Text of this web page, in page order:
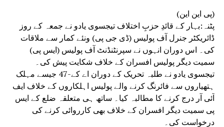
ہوا ،آخیر میں مولانا مفتی احتکام الحق نے
اجتماعی طور پر دعا مغفرت کرائی ،اس نششت میں
مشہور معالج جمشید انور کے والد نور الدین
انصاری کے انتقال پر بھی دعا مغفرت کی گئی اور
ایصال ثواب کا اہتمام کیا گیا ۔
RELATED TOPICS:
ALL INDIA MILLI COUNCIL
AMEER SHARIAT
DR. MUHAMMAD MANZOOR ALAM
EMIRATE SHARIA BIHAR ODISHA AND JHARKHAND
MAULANA SYED AHMED WALI FAISAL RAHMANI
(پی این این)
پٹنہ:بہار کے قائدِ حزبِ اختلاف تیجسوی یادو نے جمعہ کے روز
ڈائریکٹر جنرل آف پولیس (ڈی جی پی) ونئے کمار سے ملاقات
کی۔ اس دوران انہوں نے سپرنٹنڈنٹ آف پولیس (ایس پی)
سمیت دیگر پولیس افسران کے خلاف شکایت پیش کی۔
تیجسوی یادو نے طلبہ تحریک کے دوران اے کے-47 جیسے مہلک
ہتھیاروں سے فائرنگ کرنے والے پولیس اہلکاروں کے خلاف ایف
آئی آر درج کرنے کا مطالبہ کیا۔ ساتھ ہی متعلقہ ضلع کے ایس
پی سمیت دیگر افسران کے خلاف بھی کارروائی کرنے کی
درخواست کی۔